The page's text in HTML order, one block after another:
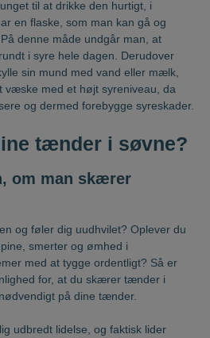
til at drikke den hurtigt, i
en flaske, som man kan gå og
denne måde undgår man, at
i syre hele dagen. Derudover
sin mund med vand eller mælk,
væske med et højt syreniveau, da
og dermed forebygge syreskader.
tænder i søvne?
om man skærer
og føler dig uudhvilet? Oplever du
smerter og ømhed i
med at tygge ordentligt? Så er
for, at du skærer tænder i
på dine tænder.
udbredt lidelse, og faktisk lider